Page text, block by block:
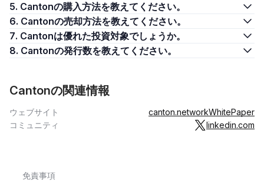
5. Cantonの購入方法を教えてください。
6. Cantonの売却方法を教えてください。
7. Cantonは優れた投資対象でしょうか。
8. Cantonの発行数を教えてください。
Cantonの関連情報
ウェブサイト canton.networkWhitePaper
コミュニティ
linkedin.com
免責事項